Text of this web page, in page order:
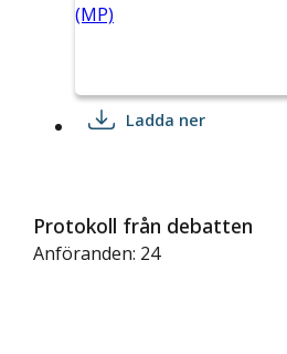
(MP)
Ladda ner
Protokoll från debatten
Anföranden: 24